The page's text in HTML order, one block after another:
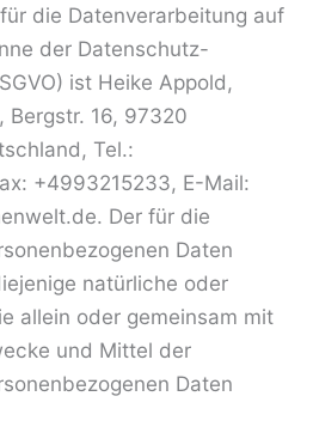
die Datenverarbeitung auf
der Datenschutz-
ist Heike Appold,
Bergstr. 16, 97320
Tel.:
+4993215233, E-Mail:
Der für die
Daten
natürliche oder
allein oder gemeinsam mit
und Mittel der
Daten